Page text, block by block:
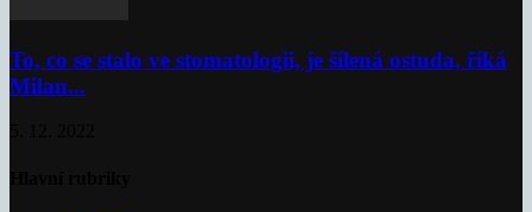
To, co se stalo ve stomatologii, je šílená ostuda, říká
Milan...